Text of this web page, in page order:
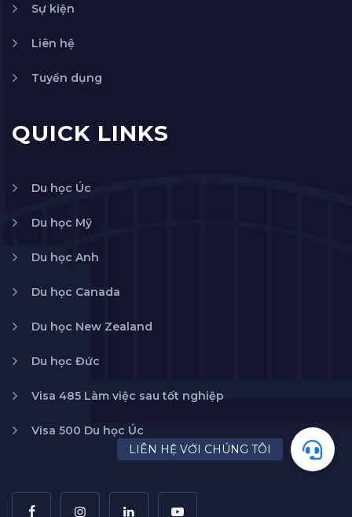
Sự kiện
Liên hệ
Tuyển dụng
QUICK LINKS
Du học Úc
Du học Mỹ
Du học Anh
Du học Canada
Du học New Zealand
Du học Đức
Visa 485 Làm việc sau tốt nghiệp
Visa 500 Du học Úc